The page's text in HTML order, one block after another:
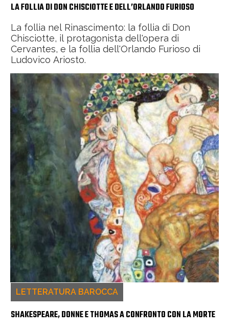
LA FOLLIA DI DON CHISCIOTTE E DELL’ORLANDO FURIOSO
La follia nel Rinascimento: la follia di Don
Chisciotte, il protagonista dell'opera di
Cervantes, e la follia dell'Orlando Furioso di
Ludovico Ariosto.
LETTERATURA BAROCCA
SHAKESPEARE, DONNE E THOMAS A CONFRONTO CON LA MORTE